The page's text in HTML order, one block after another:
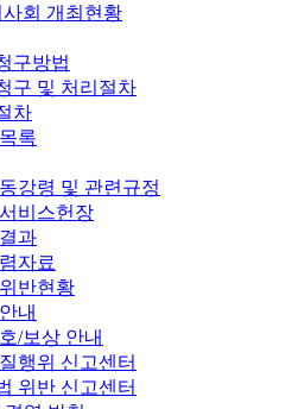
회 개최현황
구방법
구 및 처리절차
차
록
강령 및 관련규정
비스헌장
과
자료
반현황
내
/보상 안내
행위 신고센터
위반 신고센터